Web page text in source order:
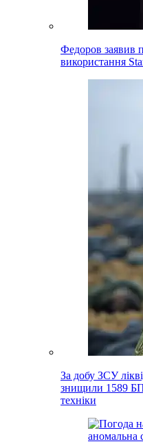
Федоров заявив
використання
За добу ЗСУ
знищили 1589
техніки